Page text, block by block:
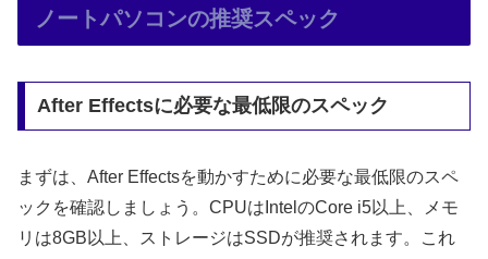
ノートパソコンの推奨スペック
After Effectsに必要な最低限のスペック
まずは、After Effectsを動かすために必要な最低限のスペ
ックを確認しましょう。CPUはIntelのCore i5以上、メモ
リは8GB以上、ストレージはSSDが推奨されます。これ